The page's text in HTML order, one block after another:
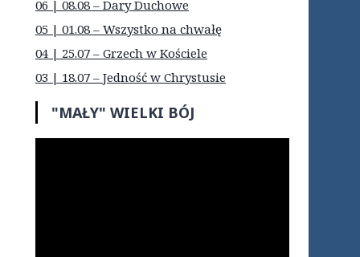
06 | 08.08 – Dary Duchowe
05 | 01.08 – Wszystko na chwałę
04 | 25.07 – Grzech w Kościele
03 | 18.07 – Jedność w Chrystusie
"MAŁY" WIELKI BÓJ